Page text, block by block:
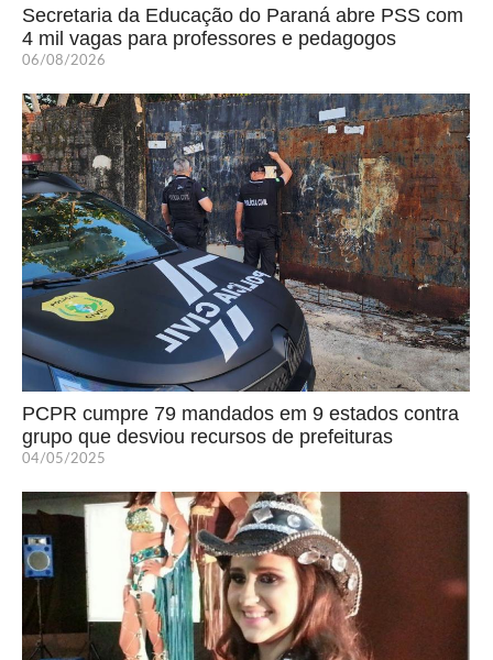
Secretaria da Educação do Paraná abre PSS com
4 mil vagas para professores e pedagogos
06/08/2026
PCPR cumpre 79 mandados em 9 estados contra
grupo que desviou recursos de prefeituras
04/05/2025